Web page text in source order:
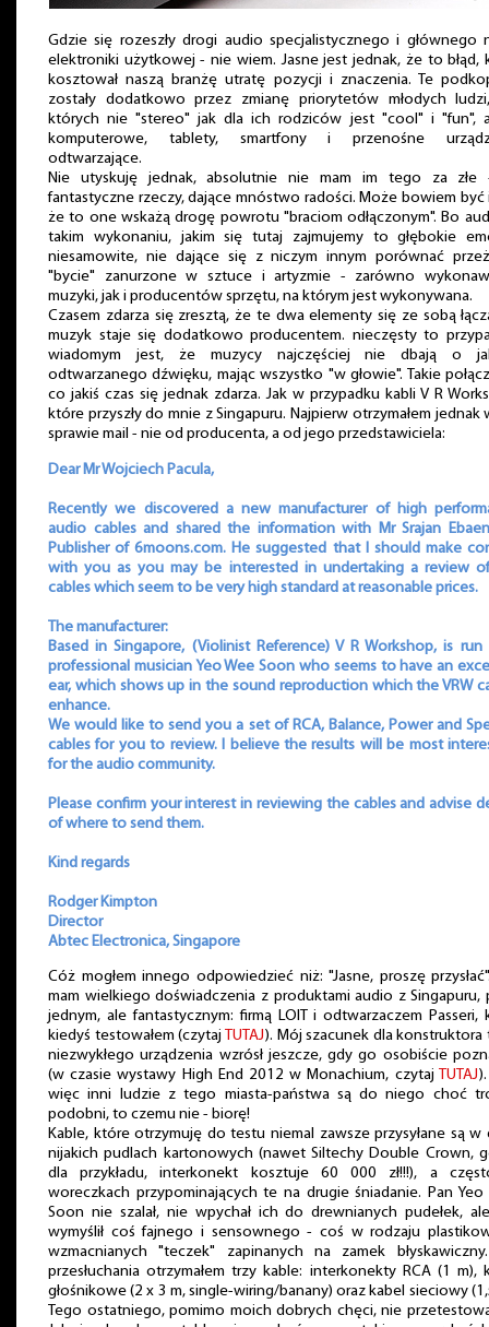
Gdzie się rozeszły drogi audio specjalistycznego i głównego
elektroniki użytkowej - nie wiem. Jasne jest jednak, że to błąd,
kosztował naszą branżę utratę pozycji i znaczenia. Te
zostały dodatkowo przez zmianę priorytetów młodych
których nie "stereo" jak dla ich rodziców jest "cool" i "fun",
komputerowe, tablety, smartfony i przenośne
odtwarzające.
Nie utyskuję jednak, absolutnie nie mam im tego za
fantastyczne rzeczy, dające mnóstwo radości. Może bowiem być
że to one wskażą drogę powrotu "braciom odłączonym". Bo
takim wykonaniu, jakim się tutaj zajmujemy to głębokie
niesamowite, nie dające się z niczym innym porównać
"bycie" zanurzone w sztuce i artyzmie - zarówno
muzyki, jak i producentów sprzętu, na którym jest wykonywana.
Czasem zdarza się zresztą, że te dwa elementy się ze sobą
muzyk staje się dodatkowo producentem. nieczęsty to
wiadomym jest, że muzycy najczęściej nie dbają o
odtwarzanego dźwięku, mając wszystko "w głowie". Takie
co jakiś czas się jednak zdarza. Jak w przypadku kabli V R
które przyszły do mnie z Singapuru. Najpierw otrzymałem jednak
sprawie mail - nie od producenta, a od jego przedstawiciela:
Dear Mr Wojciech Pacula,
Recently we discovered a new manufacturer of high
audio cables and shared the information with Mr Srajan
Publisher of 6moons.com. He suggested that I should make
with you as you may be interested in undertaking a review
cables which seem to be very high standard at reasonable prices.
The manufacturer:
Based in Singapore, (Violinist Reference) V R Workshop, is run
professional musician Yeo Wee Soon who seems to have an
ear, which shows up in the sound reproduction which the VRW
enhance.
We would like to send you a set of RCA, Balance, Power and
cables for you to review. I believe the results will be most
for the audio community.
Please confirm your interest in reviewing the cables and advise
of where to send them.
Kind regards
Rodger Kimpton
Director
Abtec Electronica, Singapore
Cóż mogłem innego odpowiedzieć niż: "Jasne, proszę
mam wielkiego doświadczenia z produktami audio z Singapuru,
jednym, ale fantastycznym: firmą LOIT i odtwarzaczem Passeri,
kiedyś testowałem (czytaj TUTAJ). Mój szacunek dla konstruktora
niezwykłego urządzenia wzrósł jeszcze, gdy go osobiście
(w czasie wystawy High End 2012 w Monachium, czytaj TUTAJ
więc inni ludzie z tego miasta-państwa są do niego choć
podobni, to czemu nie - biorę!
Kable, które otrzymuję do testu niemal zawsze przysyłane są w
nijakich pudlach kartonowych (nawet Siltechy Double Crown,
dla przykładu, interkonekt kosztuje 60 000 zł!!!), a
woreczkach przypominających te na drugie śniadanie. Pan Yeo
Soon nie szalał, nie wpychał ich do drewnianych pudełek,
wymyślił coś fajnego i sensownego - coś w rodzaju
wzmacnianych "teczek" zapinanych na zamek
przesłuchania otrzymałem trzy kable: interkonekty RCA (1 m),
głośnikowe (2 x 3 m, single-wiring/banany) oraz kabel sieciowy
Tego ostatniego, pomimo moich dobrych chęci, nie